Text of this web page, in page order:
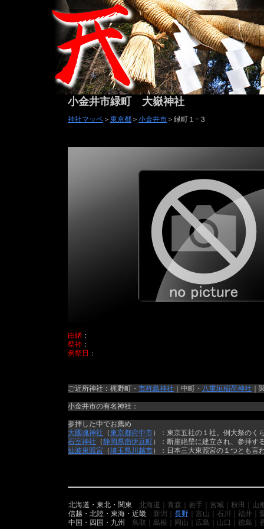
小金井市緑町 大嶽神社
神社マッペ ＞ 東京都 ＞ 小金井市 ＞緑町１−３
由緒 ：
祭神 ：
例祭日 ：
ご近所神社：梶野町・ 市杵島神社 ｜中町・ 八重垣稲荷神社 ｜
小金井市の有名神社：
参拝した中でお薦め
大國魂神社 （東京都府中市）：東京五社の１社。例大祭のく
石室神社 （静岡県南伊豆町）：断崖絶壁に建立され、参拝す
仙波東照宮 （埼玉県川越市）：日本三大東照宮の１つとも言
北海道・東北・関東 北海道｜青森｜岩手｜宮城｜秋田｜山
信越・北陸・東海・近畿 新潟｜ 長野 ｜富山｜石川｜福井｜
中国・四国・九州 鳥取｜島根｜岡山｜広島｜山口｜徳島｜